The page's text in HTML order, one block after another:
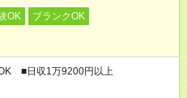
OK
ブランクOK
■日収1万9200円以上